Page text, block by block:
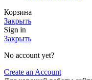
Корзина
Закрыть
Sign in
Закрыть
No account yet?
Create an Account